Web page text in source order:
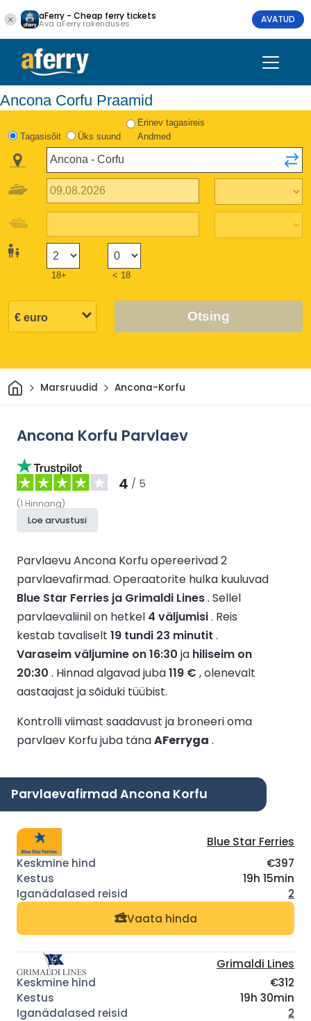
aFerry - Cheap ferry tickets
Ava aFerry rakenduses AVATUD
Ancona Corfu Praamid
Tagasisõit Üks suund
Erinev tagasireis
Andmed
18+ < 18
Otsing
Avaleht
Marsruudid Ancona-Korfu
Ancona Korfu Parvlaev
4 / 5
(1 Hinnang)
Loe arvustusi
Parvlaevu Ancona Korfu opereerivad 2
parvlaevafirmad. Operaatorite hulka kuuluvad
Blue Star Ferries ja Grimaldi Lines. Sellel
parvlaevaliinil on hetkel 4 väljumisi. Reis
kestab tavaliselt 19 tundi 23 minutit .
Varaseim väljumine on 16:30 ja hiliseim on
20:30 . Hinnad algavad juba119 € , olenevalt
aastaajast ja sõiduki tüübist.
Kontrolli viimast saadavust ja broneeri oma
parvlaev Korfu juba tänaAFerryga .
Parvlaevafirmad Ancona Korfu
Blue Star Ferries
€397
19h 15min
2
Vaata hinda
Grimaldi Lines
€312
19h 30min
2